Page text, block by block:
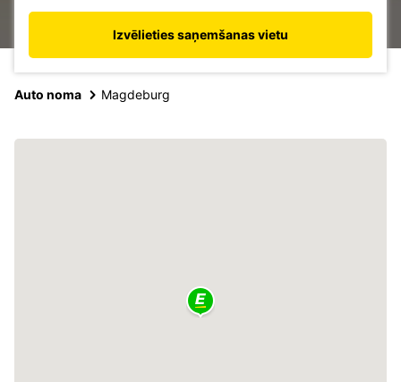
Izvēlieties saņemšanas vietu
Auto noma Magdeburg